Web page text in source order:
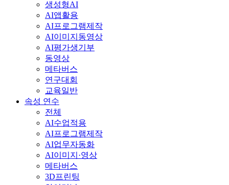
생성형AI
AI앱활용
AI프로그램제작
AI이미지동영상
AI평가생기부
동영상
메타버스
연구대회
교육일반
속성 연수
전체
AI수업적용
AI프로그램제작
AI업무자동화
AI이미지·영상
메타버스
3D프린팅